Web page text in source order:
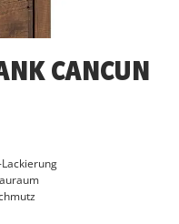
CANCUN